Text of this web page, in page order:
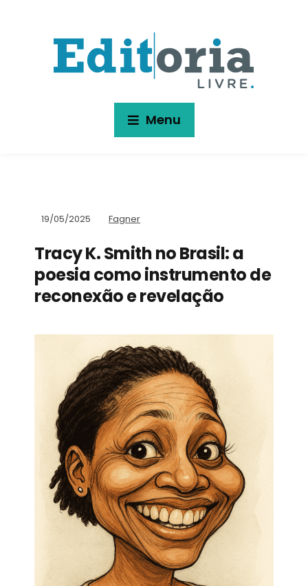
Menu
19/05/2025 Fagner
Tracy K. Smith no Brasil: a
poesia como instrumento de
reconexão e revelação